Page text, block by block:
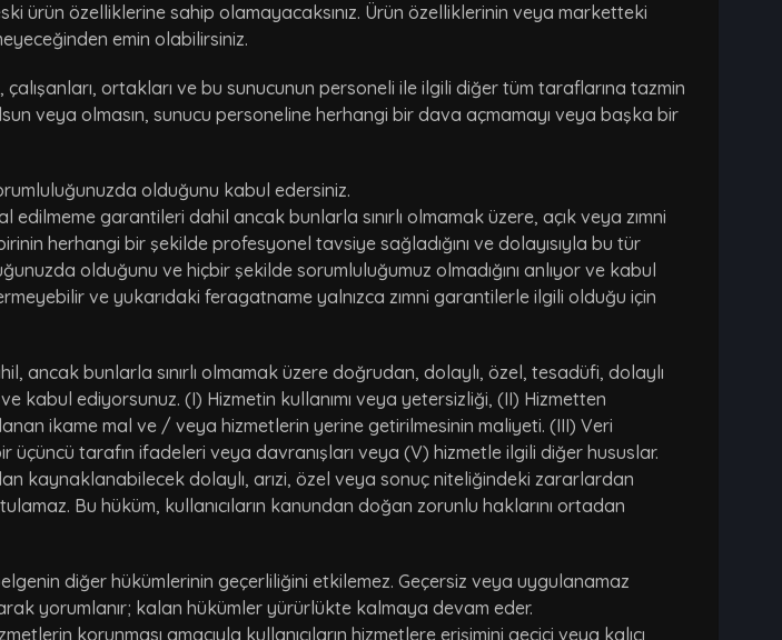
ürün özelliklerine sahip olamayacaksınız. Ürün özelliklerinin veya marketteki
emin olabilirsiniz.
ortakları ve bu sunucunun personeli ile ilgili diğer tüm taraflarına tazmin
veya olmasın, sunucu personeline herhangi bir dava açmamayı veya başka bir
olduğunu kabul edersiniz.
garantileri dahil ancak bunlarla sınırlı olmamak üzere, açık veya zımni
herhangi bir şekilde profesyonel tavsiye sağladığını ve dolayısıyla bu tür
olduğunu ve hiçbir şekilde sorumluluğumuz olmadığını anlıyor ve kabul
ve yukarıdaki feragatname yalnızca zımni garantilerle ilgili olduğu için
bunlarla sınırlı olmamak üzere doğrudan, dolaylı, özel, tesadüfi, dolaylı
kabul ediyorsunuz. (I) Hizmetin kullanımı veya yetersizliği, (II) Hizmetten
ikame mal ve / veya hizmetlerin yerine getirilmesinin maliyeti. (III) Veri
tarafın ifadeleri veya davranışları veya (V) hizmetle ilgili diğer hususlar.
kaynaklanabilecek dolaylı, arızi, özel veya sonuç niteliğindeki zararlardan
Bu hüküm, kullanıcıların kanundan doğan zorunlu haklarını ortadan
diğer hükümlerinin geçerliliğini etkilemez. Geçersiz veya uygulanamaz
yorumlanır; kalan hükümler yürürlükte kalmaya devam eder.
korunması amacıyla kullanıcıların hizmetlere erişimini geçici veya kalıcı